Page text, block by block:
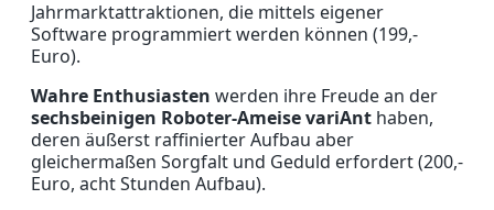
Jahrmarktattraktionen, die mittels eigener
Software programmiert werden können (199,-
Euro).
Wahre Enthusiasten werden ihre Freude an der
sechsbeinigen Roboter-Ameise variAnt haben,
deren äußerst raffinierter Aufbau aber
gleichermaßen Sorgfalt und Geduld erfordert (200,-
Euro, acht Stunden Aufbau).